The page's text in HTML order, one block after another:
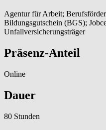
Agentur für Arbeit;
Bildungsgutschein (BGS);
Unfallversicherungsträger
Präsenz-Anteil
Online
Dauer
80 Stunden